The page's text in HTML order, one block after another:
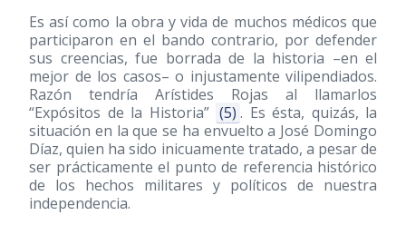
Es así como la obra y vida de muchos médicos que
participaron en el bando contrario, por defender
sus creencias, fue borrada de la historia –en el
mejor de los casos– o injustamente vilipendiados.
Razón tendría Arístides Rojas al llamarlos
“Expósitos de la Historia” (5) . Es ésta, quizás, la
situación en la que se ha envuelto a José Domingo
Díaz, quien ha sido inicuamente tratado, a pesar de
ser prácticamente el punto de referencia histórico
de los hechos militares y políticos de nuestra
independencia.